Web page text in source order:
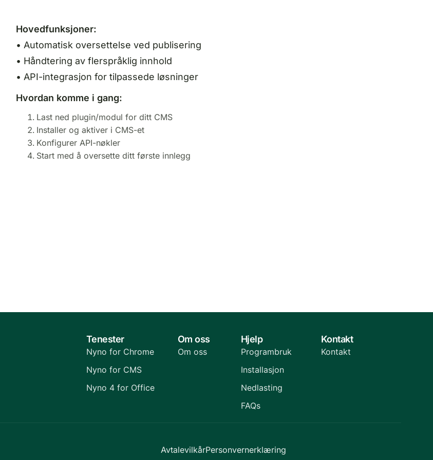
Hovedfunksjoner:
• Automatisk oversettelse ved publisering
• Håndtering av flerspråklig innhold
• API-integrasjon for tilpassede løsninger
Hvordan komme i gang:
Last ned plugin/modul for ditt CMS
Installer og aktiver i CMS-et
Konfigurer API-nøkler
Start med å oversette ditt første innlegg
Tenester
Nyno for Chrome
Nyno for CMS
Nyno 4 for Office
Om oss
Om oss
Hjelp
Programbruk
Installasjon
Nedlasting
FAQs
Kontakt
Kontakt
AvtalevilkårPersonvernerklæring